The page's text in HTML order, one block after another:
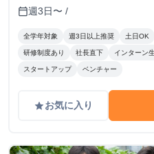
calendar_today週3日〜 /
全学年対象 週3日以上推奨 土日OK
研修制度あり 社長直下 インターン
スタートアップ ベンチャー
gradeお気に入り